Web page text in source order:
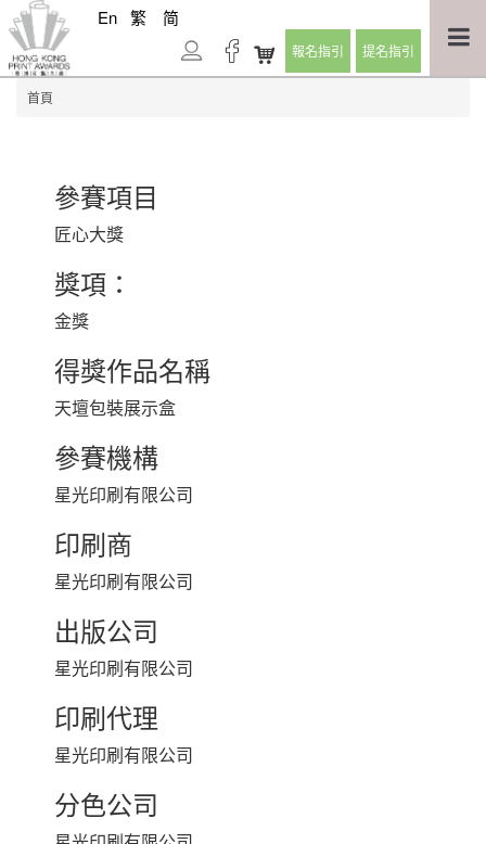
En 繁 简
報名指引 提名指引
首頁
參賽項目
匠心大獎
獎項：
金獎
得獎作品名稱
天壇包裝展示盒
參賽機構
星光印刷有限公司
印刷商
星光印刷有限公司
出版公司
星光印刷有限公司
印刷代理
星光印刷有限公司
分色公司